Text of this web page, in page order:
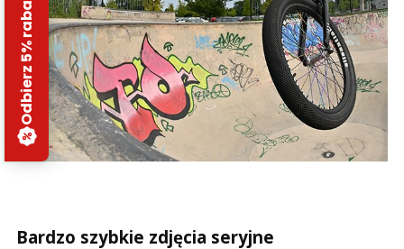
Bardzo szybkie zdjęcia seryjne
Odbierz 5% rabatu